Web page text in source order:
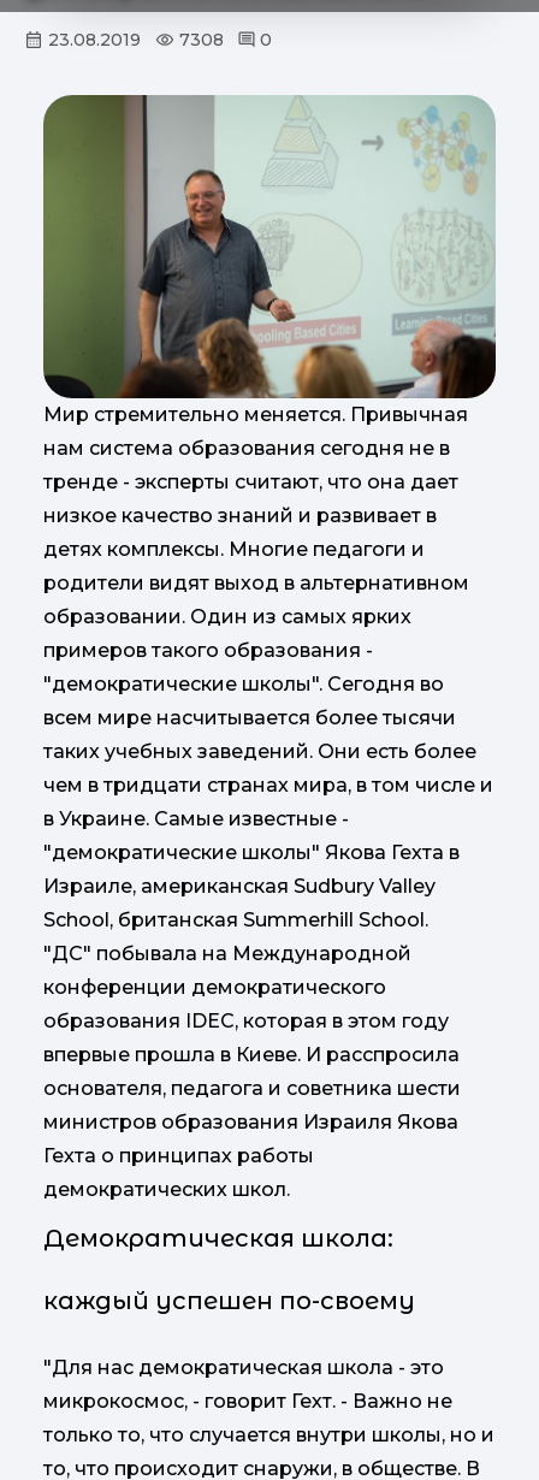
23.08.2019 7308 0
Мир стремительно меняется. Привычная
нам система образования сегодня не в
тренде - эксперты считают, что она дает
низкое качество знаний и развивает в
детях комплексы. Многие педагоги и
родители видят выход в альтернативном
образовании. Один из самых ярких
примеров такого образования -
"демократические школы". Сегодня во
всем мире насчитывается более тысячи
таких учебных заведений. Они есть более
чем в тридцати странах мира, в том числе и
в Украине. Самые известные -
"демократические школы" Якова Гехта в
Израиле, американская Sudbury Valley
School, британская Summerhill School.
"ДС" побывала на Международной
конференции демократического
образования IDEC, которая в этом году
впервые прошла в Киеве. И расспросила
основателя, педагога и советника шести
министров образования Израиля Якова
Гехта о принципах работы
демократических школ.
Демократическая школа:
каждый успешен по-своему
"Для нас демократическая школа - это
микрокосмос, - говорит Гехт. - Важно не
только то, что случается внутри школы, но и
то, что происходит снаружи, в обществе. В